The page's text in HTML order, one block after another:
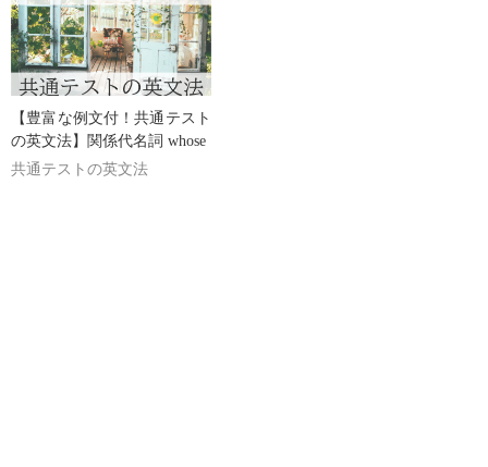
【豊富な例文付！共通テスト
の英文法】関係代名詞 whose
共通テストの英文法